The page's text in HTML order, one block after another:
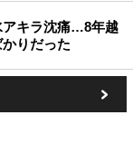
アキラ沈痛…8年越
りだった